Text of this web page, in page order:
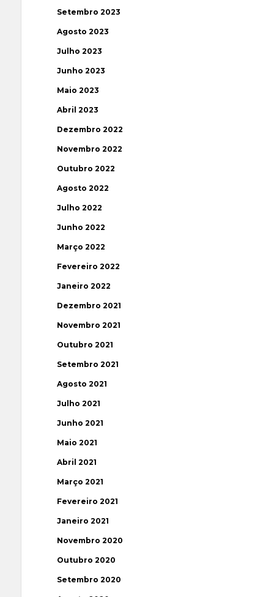
Setembro 2023
Agosto 2023
Julho 2023
Junho 2023
Maio 2023
Abril 2023
Dezembro 2022
Novembro 2022
Outubro 2022
Agosto 2022
Julho 2022
Junho 2022
Março 2022
Fevereiro 2022
Janeiro 2022
Dezembro 2021
Novembro 2021
Outubro 2021
Setembro 2021
Agosto 2021
Julho 2021
Junho 2021
Maio 2021
Abril 2021
Março 2021
Fevereiro 2021
Janeiro 2021
Novembro 2020
Outubro 2020
Setembro 2020